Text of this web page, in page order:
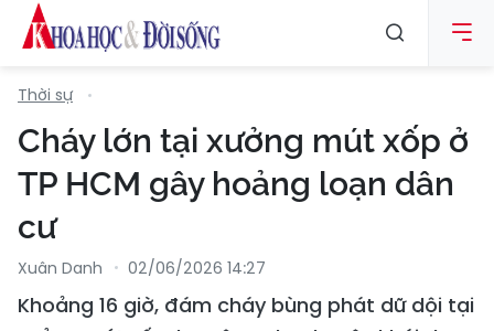
Thời sự
Cháy lớn tại xưởng mút xốp ở
TP HCM gây hoảng loạn dân
cư
Xuân Danh 02/06/2026 14:27
Khoảng 16 giờ, đám cháy bùng phát dữ dội tại